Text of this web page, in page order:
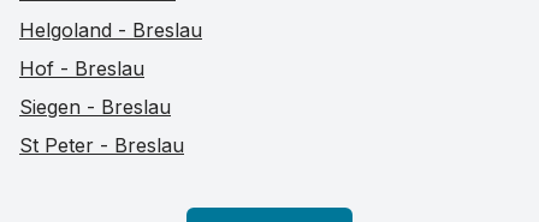
Helgoland - Breslau
Hof - Breslau
Siegen - Breslau
St Peter - Breslau